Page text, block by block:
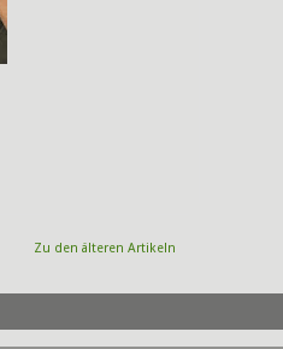
Zu den älteren Artikeln